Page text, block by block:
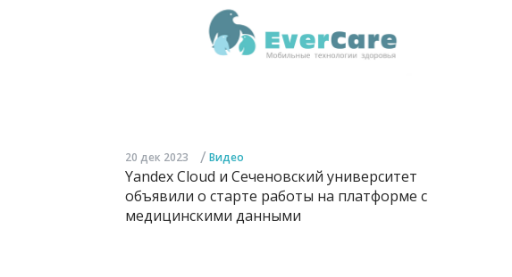
20 дек 2023 / Видео
Yandex Cloud и Сеченовский университет
объявили о старте работы на платформе с
медицинскими данными